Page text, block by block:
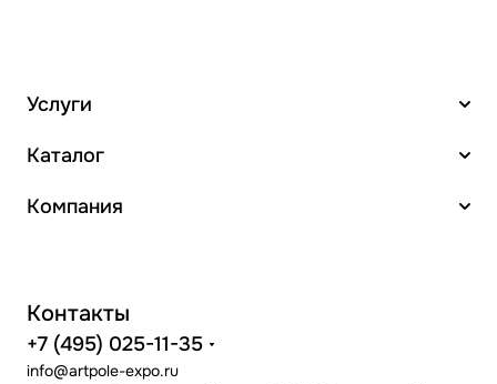
Услуги
Каталог
Компания
Контакты
+7 (495) 025-11-35
info@artpole-expo.ru